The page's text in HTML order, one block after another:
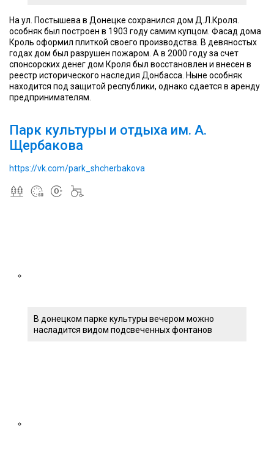
На ул. Постышева в Донецке сохранился дом Д.Л.Кроля.
особняк был построен в 1903 году самим купцом. Фасад дома
Кроль оформил плиткой своего производства. В девяностых
годах дом был разрушен пожаром. А в 2000 году за счет
спонсорских денег дом Кроля был восстановлен и внесен в
реестр исторического наследия Донбасса. Ныне особняк
находится под защитой республики, однако сдается в аренду
предпринимателям.
Парк культуры и отдыха им. А.
Щербакова
https://vk.com/park_shcherbakova
В донецком парке культуры вечером можно
насладится видом подсвеченных фонтанов